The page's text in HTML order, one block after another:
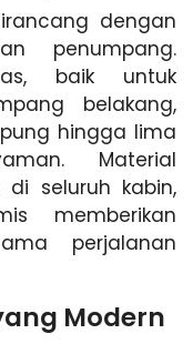
dengan
penumpang.
baik untuk
belakang,
hingga lima
Material
seluruh kabin,
memberikan
perjalanan
Modern